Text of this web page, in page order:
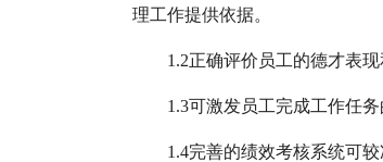
理工作提供依据。
1.2正确评价员工的德才表
1.3可激发员工完成工作任
1.4完善的绩效考核系统可